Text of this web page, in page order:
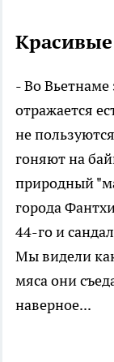
- Во
отражается
не
гоняют на
природный
города
44-го и
Мы видели
мяса они
наверное...